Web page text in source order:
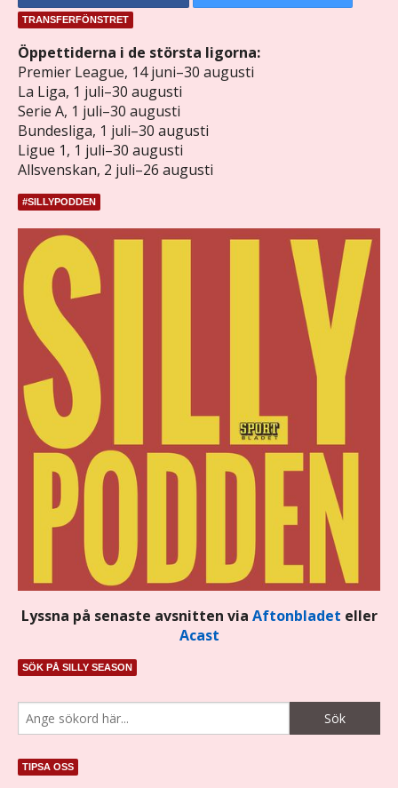
TRANSFERFÖNSTRET
Öppettiderna i de största ligorna:
Premier League, 14 juni–30 augusti
La Liga, 1 juli–30 augusti
Serie A, 1 juli–30 augusti
Bundesliga, 1 juli–30 augusti
Ligue 1, 1 juli–30 augusti
Allsvenskan, 2 juli–26 augusti
#SILLYPODDEN
Lyssna på senaste avsnitten via Aftonbladet eller
Acast
SÖK PÅ SILLY SEASON
TIPSA OSS